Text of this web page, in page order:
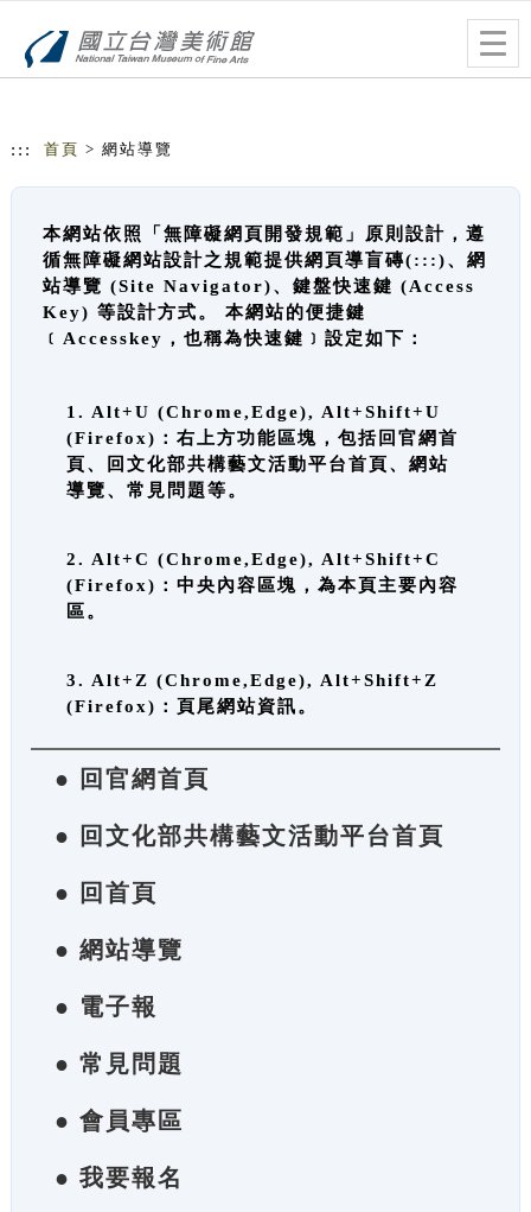
::: 首頁 > 網站導覽
本網站依照「無障礙網頁開發規範」原則設計，遵
循無障礙網站設計之規範提供網頁導盲磚(:::)、網
站導覽 (Site Navigator)、鍵盤快速鍵 (Access
Key) 等設計方式。 本網站的便捷鍵
﹝Accesskey，也稱為快速鍵﹞設定如下：
1. Alt+U (Chrome,Edge), Alt+Shift+U
(Firefox)：右上方功能區塊，包括回官網首
頁、回文化部共構藝文活動平台首頁、網站
導覽、常見問題等。
2. Alt+C (Chrome,Edge), Alt+Shift+C
(Firefox)：中央內容區塊，為本頁主要內容
區。
3. Alt+Z (Chrome,Edge), Alt+Shift+Z
(Firefox)：頁尾網站資訊。
● 回官網首頁
● 回文化部共構藝文活動平台首頁
● 回首頁
● 網站導覽
● 電子報
● 常見問題
● 會員專區
● 我要報名